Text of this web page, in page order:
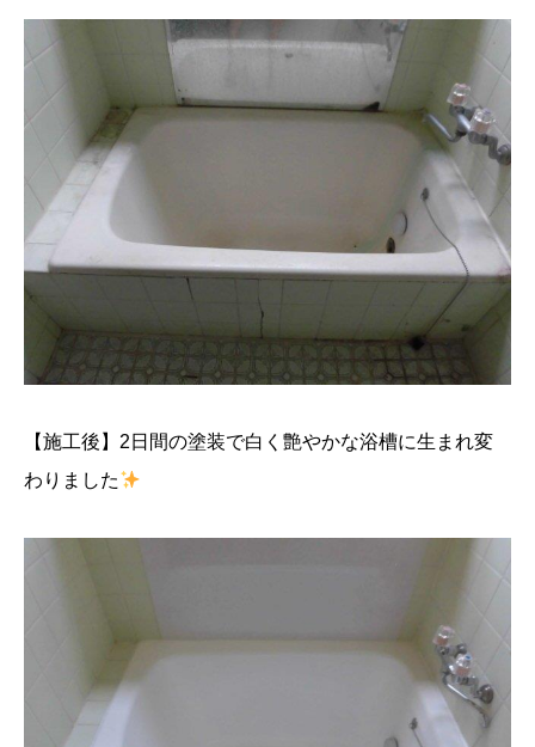
【施工後】2日間の塗装で白く艶やかな浴槽に生まれ変
わりました